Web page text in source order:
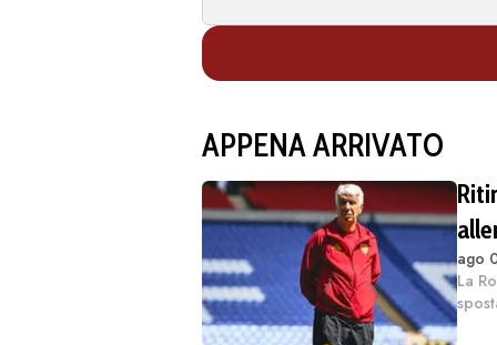
APPENA ARRIVATO
il
ago
La